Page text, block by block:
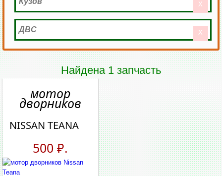
X
X
Найдена 1 запчасть
мотор
дворников
NISSAN TEANA
500 ₽.